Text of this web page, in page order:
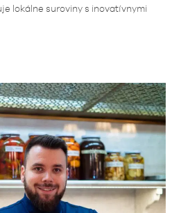
lokálne suroviny s inovatívnymi